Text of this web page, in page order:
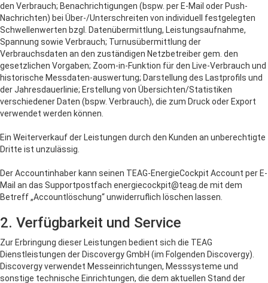
den Verbrauch; Benachrichtigungen (bspw. per E-Mail oder Push-
Nachrichten) bei Über-/Unterschreiten von individuell festgelegten
Schwellenwerten bzgl. Datenübermittlung, Leistungsaufnahme,
Spannung sowie Verbrauch; Turnusübermittlung der
Verbrauchsdaten an den zuständigen Netzbetreiber gem. den
gesetzlichen Vorgaben; Zoom-in-Funktion für den Live-Verbrauch und
historische Messdaten-auswertung; Darstellung des Lastprofils und
der Jahresdauerlinie; Erstellung von Übersichten/Statistiken
verschiedener Daten (bspw. Verbrauch), die zum Druck oder Export
verwendet werden können.
Ein Weiterverkauf der Leistungen durch den Kunden an unberechtigte
Dritte ist unzulässig.
Der Accountinhaber kann seinen TEAG-EnergieCockpit Account per E-
Mail an das Supportpostfach energiecockpit@teag.de mit dem
Betreff „Accountlöschung“ unwiderruflich löschen lassen.
2. Verfügbarkeit und Service
Zur Erbringung dieser Leistungen bedient sich die TEAG
Dienstleistungen der Discovergy GmbH (im Folgenden Discovergy).
Discovergy verwendet Messeinrichtungen, Messsysteme und
sonstige technische Einrichtungen, die dem aktuellen Stand der